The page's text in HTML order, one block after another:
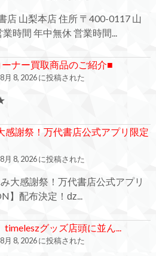
店 山梨本店 住所 〒400-0117 山
時間 年中無休 営業時間...
ナー買取商品のご紹介■
8月 8, 2026 に投稿された
謝祭！万代書店公式アプリ限定
8月 8, 2026 に投稿された
大感謝祭！万代書店公式アプリ
】配布決定！ǳ...
timeleszグッズ店頭に並ん...
8月 8, 2026 に投稿された